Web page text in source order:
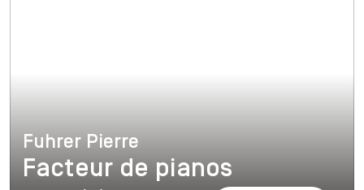
Fuhrer Pierre
Fuhrer Pierre
Facteur de pianos